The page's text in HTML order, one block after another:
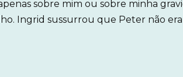
sobre mim ou sobre minha
Ingrid sussurrou que Peter não